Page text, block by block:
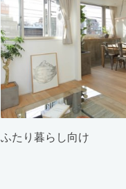
ふたり暮らし向け